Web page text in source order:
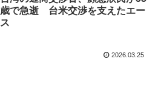
歳で急逝 台米交渉を支えたエー
ス
2026.03.25